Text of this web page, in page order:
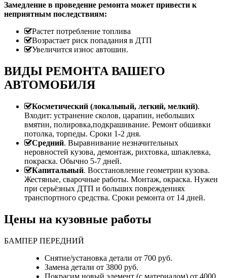
Замедление в проведение ремонта может привести к
неприятным последствиям:
Растет потребление топлива
Возрастает риск попадания в ДТП
Увеличится износ автошин.
ВИДЫ РЕМОНТА ВАШЕГО
АВТОМОБИЛЯ
Косметический (локальный, легкий, мелкий).
Входит: устранение сколов, царапин, небольших
вмятин, полировка,подкрашивание. Ремонт обшивки
потолка, торпеды. Сроки 1-2 дня.
Средний. Выравнивание незначительных
неровностей кузова, демонтаж, рихтовка, шпаклевка,
покраска. Обычно 5-7 дней.
Капитальный. Восстановление геометрии кузова.
Жестяные, сварочные работы. Монтаж, окраска. Нужен
при серьёзных ДТП и больших повреждениях
транспортного средства. Сроки ремонта от 14 дней.
Цены на кузовные работы
БАМПЕР ПЕРЕДНИЙ
Снятие/установка детали от 700 руб.
Замена детали от 3800 руб.
Покрасим новый элемент (с материалом) от 4000